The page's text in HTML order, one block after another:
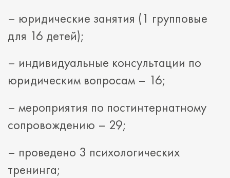
– юридические занятия (1 групповые
для 16 детей);
– индивидуальные консультации по
юридическим вопросам – 16;
– мероприятия по постинтернатному
сопровождению – 29;
– проведено 3 психологических
тренинга;